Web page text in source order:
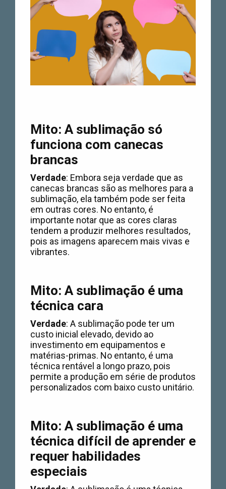
Mito: A sublimação só
funciona com canecas
brancas
Verdade: Embora seja verdade que as
canecas brancas são as melhores para a
sublimação, ela também pode ser feita
em outras cores. No entanto, é
importante notar que as cores claras
tendem a produzir melhores resultados,
pois as imagens aparecem mais vivas e
vibrantes.
Mito: A sublimação é uma
técnica cara
Verdade: A sublimação pode ter um
custo inicial elevado, devido ao
investimento em equipamentos e
matérias-primas. No entanto, é uma
técnica rentável a longo prazo, pois
permite a produção em série de produtos
personalizados com baixo custo unitário.
Mito: A sublimação é uma
técnica difícil de aprender e
requer habilidades
especiais